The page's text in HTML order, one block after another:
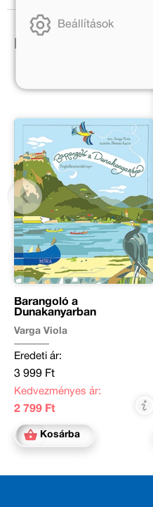
Barangoló a
Dunakanyarban
Varga Viola
Eredeti ár:
3 999 Ft
Kedvezményes ár:
2 799 Ft
Kosárba
Beállítások